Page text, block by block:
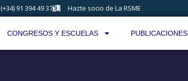
(+34) 91 394 49 37 Hazte socio de La RSME
CONGRESOS Y ESCUELAS PUBLICACIONES